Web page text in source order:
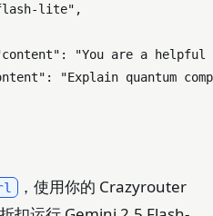
lite",
"You are a helpful
"Explain quantum
，使用你的 Crazyrouter